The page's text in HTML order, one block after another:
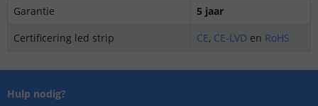
Garantie
5 jaar
Certificering led strip
CE, CE-LVD en RoHS
Hulp nodig?